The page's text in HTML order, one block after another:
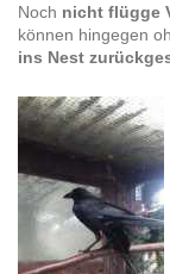
Noch nicht flügge
können hingegen
ins Nest